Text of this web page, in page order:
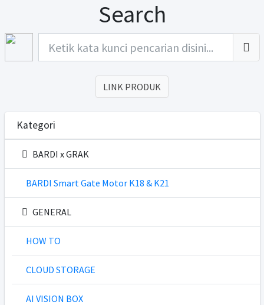
Search
LINK PRODUK
Kategori
BARDI x GRAK
BARDI Smart Gate Motor K18 & K21
GENERAL
HOW TO
CLOUD STORAGE
AI VISION BOX